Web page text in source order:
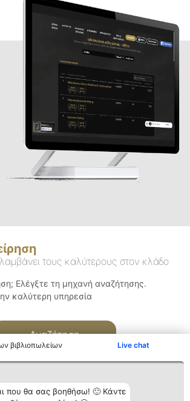
βιβλιοπωλείων Live chat
που θα σας βοηθήσω! 🙂 Κάντε
τους καλύτερους στον κλάδο
Ελέγξτε τη μηχανή αναζήτησης.
καλύτερη υπηρεσία
Αναζήτηση